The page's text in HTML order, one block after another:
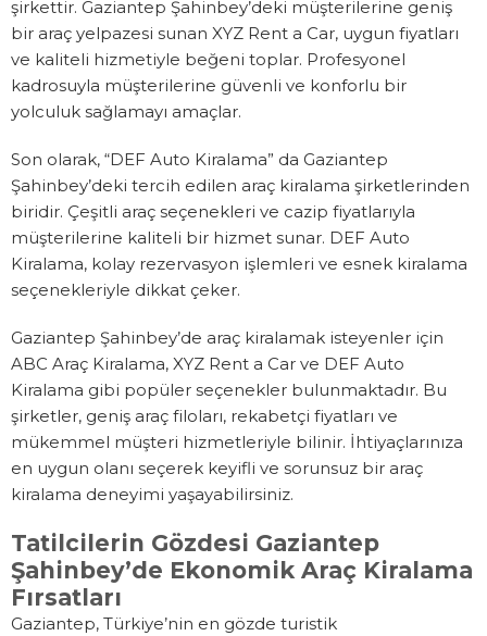
şirkettir. Gaziantep Şahinbey’deki müşterilerine geniş
bir araç yelpazesi sunan XYZ Rent a Car, uygun fiyatları
ve kaliteli hizmetiyle beğeni toplar. Profesyonel
kadrosuyla müşterilerine güvenli ve konforlu bir
yolculuk sağlamayı amaçlar.
Son olarak, “DEF Auto Kiralama” da Gaziantep
Şahinbey’deki tercih edilen araç kiralama şirketlerinden
biridir. Çeşitli araç seçenekleri ve cazip fiyatlarıyla
müşterilerine kaliteli bir hizmet sunar. DEF Auto
Kiralama, kolay rezervasyon işlemleri ve esnek kiralama
seçenekleriyle dikkat çeker.
Gaziantep Şahinbey’de araç kiralamak isteyenler için
ABC Araç Kiralama, XYZ Rent a Car ve DEF Auto
Kiralama gibi popüler seçenekler bulunmaktadır. Bu
şirketler, geniş araç filoları, rekabetçi fiyatları ve
mükemmel müşteri hizmetleriyle bilinir. İhtiyaçlarınıza
en uygun olanı seçerek keyifli ve sorunsuz bir araç
kiralama deneyimi yaşayabilirsiniz.
Tatilcilerin Gözdesi Gaziantep
Şahinbey’de Ekonomik Araç Kiralama
Fırsatları
Gaziantep, Türkiye’nin en gözde turistik